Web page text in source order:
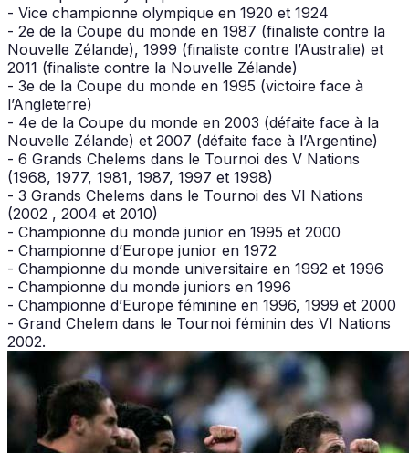
- Vice championne olympique en 1920 et 1924
- 2e de la Coupe du monde en 1987 (finaliste contre la
Nouvelle Zélande), 1999 (finaliste contre l’Australie) et
2011 (finaliste contre la Nouvelle Zélande)
- 3e de la Coupe du monde en 1995 (victoire face à
l’Angleterre)
- 4e de la Coupe du monde en 2003 (défaite face à la
Nouvelle Zélande) et 2007 (défaite face à l’Argentine)
- 6 Grands Chelems dans le Tournoi des V Nations
(1968, 1977, 1981, 1987, 1997 et 1998)
- 3 Grands Chelems dans le Tournoi des VI Nations
(2002 , 2004 et 2010)
- Championne du monde junior en 1995 et 2000
- Championne d’Europe junior en 1972
- Championne du monde universitaire en 1992 et 1996
- Championne du monde juniors en 1996
- Championne d’Europe féminine en 1996, 1999 et 2000
- Grand Chelem dans le Tournoi féminin des VI Nations
2002.